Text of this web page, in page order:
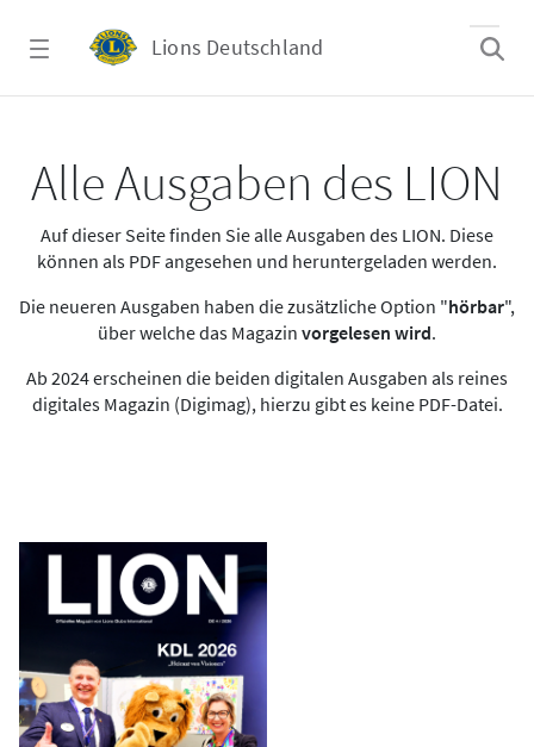
Lions Deutschland
Alle Ausgaben des LION
Auf dieser Seite finden Sie alle Ausgaben des LION. Diese
können als PDF angesehen und heruntergeladen werden.
Die neueren Ausgaben haben die zusätzliche Option "hörbar",
über welche das Magazin vorgelesen wird.
Ab 2024 erscheinen die beiden digitalen Ausgaben als reines
digitales Magazin (Digimag), hierzu gibt es keine PDF-Datei.